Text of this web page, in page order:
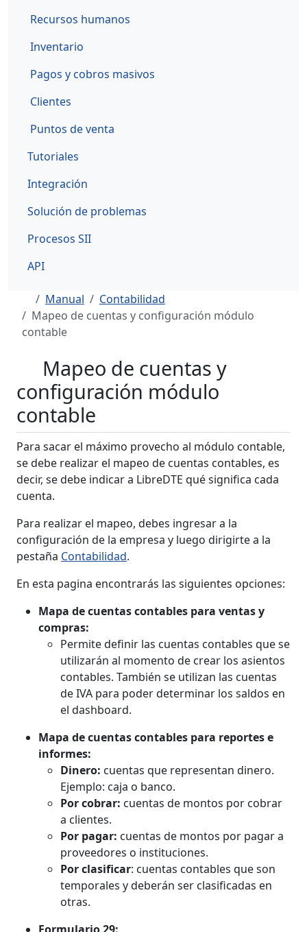
Recursos humanos
Inventario
Pagos y cobros masivos
Clientes
Puntos de venta
Tutoriales
Integración
Solución de problemas
Procesos SII
API
Manual
Contabilidad
Mapeo de cuentas y configuración módulo
contable
Mapeo de cuentas y
configuración módulo
contable
Para sacar el máximo provecho al módulo contable,
se debe realizar el mapeo de cuentas contables, es
decir, se debe indicar a LibreDTE qué significa cada
cuenta.
Para realizar el mapeo, debes ingresar a la
configuración de la empresa y luego dirigirte a la
pestaña Contabilidad.
En esta pagina encontrarás las siguientes opciones:
Mapa de cuentas contables para ventas y
compras:
Permite definir las cuentas contables que se
utilizarán al momento de crear los asientos
contables. También se utilizan las cuentas
de IVA para poder determinar los saldos en
el dashboard.
Mapa de cuentas contables para reportes e
informes:
Dinero: cuentas que representan dinero.
Ejemplo: caja o banco.
Por cobrar: cuentas de montos por cobrar
a clientes.
Por pagar: cuentas de montos por pagar a
proveedores o instituciones.
Por clasificar: cuentas contables que son
temporales y deberán ser clasificadas en
otras.